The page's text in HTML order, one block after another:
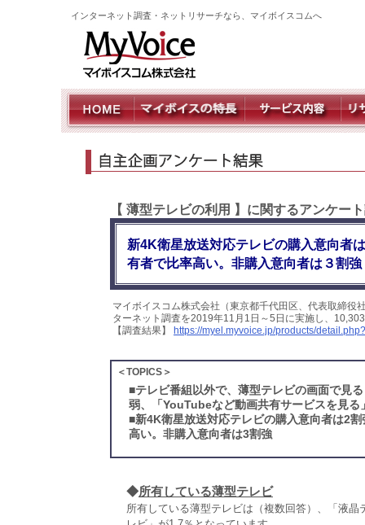
インターネット調査・ネットリサーチなら、マイボイスコムへ
【 薄型テレビの利用 】に関するアンケー
新4K衛星放送対応テレビの購入意向者
有者で比率高い。非購入意向者は３割強
マイボイスコム株式会社（東京都千代田区、代表取締
ターネット調査を2019年11月1日～5日に実施し、
【調査結果】
https://myel.myvoice.jp/products/
＜TOPICS＞
■テレビ番組以外で、薄型テレビの画面で見
弱、「YouTubeなど動画共有サービスを見
■新4K衛星放送対応テレビの購入意向者は2
高い。非購入意向者は3割強
◆所有している薄型テレビ
所有している薄型テレビは（複数回答）、「液